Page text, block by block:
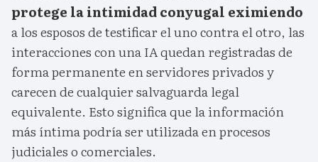
protege la intimidad conyugal eximiendo
a los esposos de testificar el uno contra el otro, las
interacciones con una IA quedan registradas de
forma permanente en servidores privados y
carecen de cualquier salvaguarda legal
equivalente. Esto significa que la información
más íntima podría ser utilizada en procesos
judiciales o comerciales.